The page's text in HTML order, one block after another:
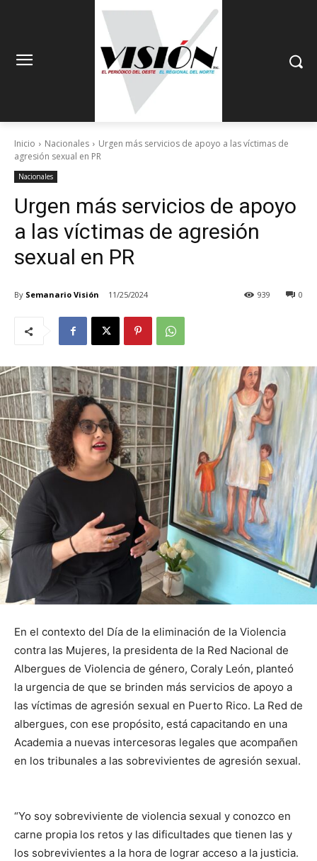
Inicio Nacionales
Urgen más servicios de apoyo a las víctimas de
agresión sexual en PR
Nacionales
Urgen más servicios de apoyo
a las víctimas de agresión
sexual en PR
By Semanario Visión 11/25/2024 0
939
En el contexto del Día de la eliminación de la Violencia
contra las Mujeres, la presidenta de la Red Nacional de
Albergues de Violencia de género, Coraly León, planteó
la urgencia de que se brinden más servicios de apoyo a
las víctimas de agresión sexual en Puerto Rico. La Red de
albergues, con ese propósito, está capacitando en una
Academia a nuevas intercesoras legales que acompañen
en los tribunales a las sobrevivientes de agresión sexual.
“Yo soy sobreviviente de violencia sexual y conozco en
carne propia los retos y las dificultades que tienen las y
los sobrevivientes a la hora de lograr acceso a la justicia.